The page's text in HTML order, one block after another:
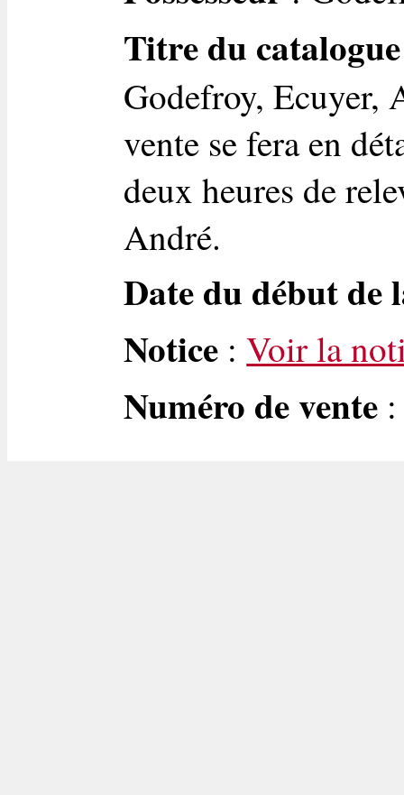
Titre du catalogue
Godefroy, Ecuyer,
vente se fera en
deux heures de
André.
Date du début de
Notice :Voir la
Numéro de vente